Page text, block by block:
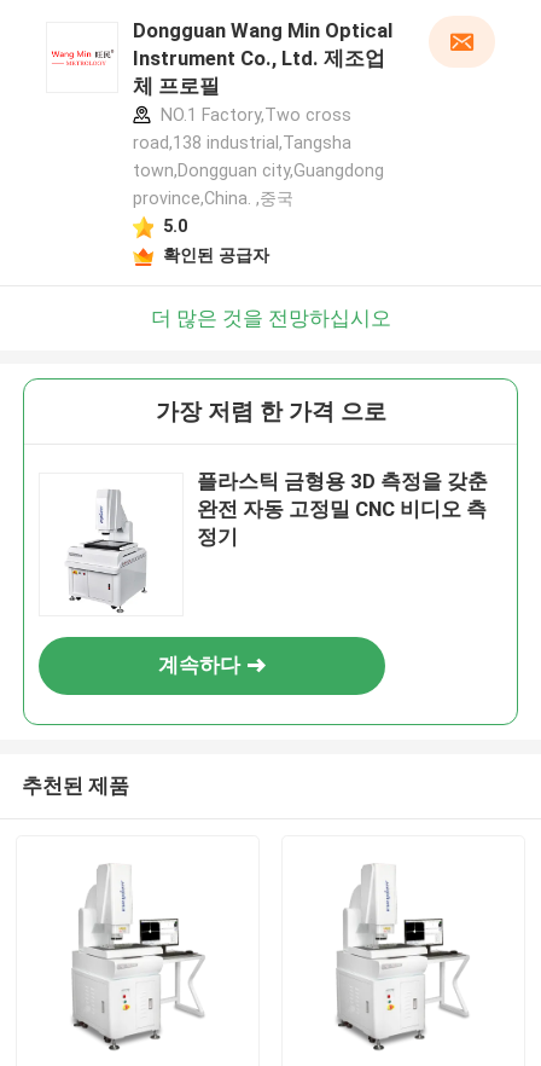
Dongguan Wang Min Optical
Instrument Co., Ltd. 제조업
체 프로필
NO.1 Factory,Two cross
road,138 industrial,Tangsha
town,Dongguan city,Guangdong
province,China. ,중국
5.0
확인된 공급자
더 많은 것을 전망하십시오
가장 저렴 한 가격 으로
플라스틱 금형용 3D 측정을 갖춘
완전 자동 고정밀 CNC 비디오 측
정기
계속하다
추천된 제품